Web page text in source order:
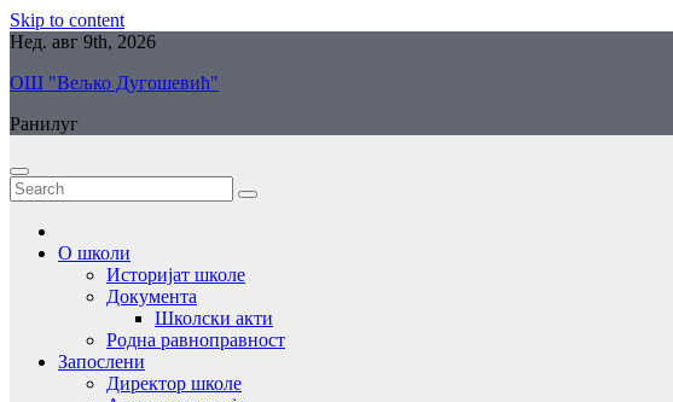
Skip to content
Нед. авг 9th, 2026
ОШ "Вељко Дугошевић"
Ранилуг
О школи
Историјат школе
Документа
Школски акти
Родна равноправност
Запослени
Директор школе